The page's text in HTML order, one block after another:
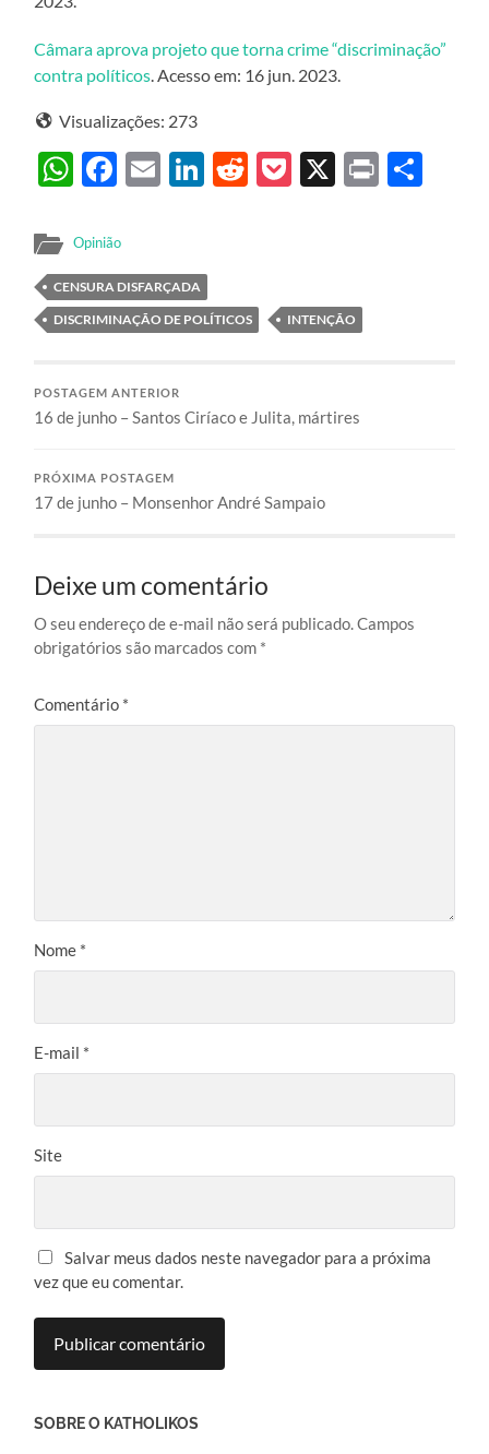
Câmara aprova projeto que torna crime “discriminação”
contra políticos . Acesso em: 16 jun. 2023.
Visualizações: 273
WhatsApp
Facebook
EmailLinkedIn
Reddit
Pocket
X Print
Opinião
CENSURA DISFARÇADA
DISCRIMINAÇÃO DE POLÍTICOS
INTENÇÃO
POSTAGEM ANTERIOR
16 de junho – Santos Ciríaco e Julita, mártires
PRÓXIMA POSTAGEM
17 de junho – Monsenhor André Sampaio
Deixe um comentário
O seu endereço de e-mail não será publicado. Campos
obrigatórios são marcados com *
Comentário *
Nome *
E-mail *
Site
Salvar meus dados neste navegador para a próxima
vez que eu comentar.
SOBRE O KATHOLIKOS